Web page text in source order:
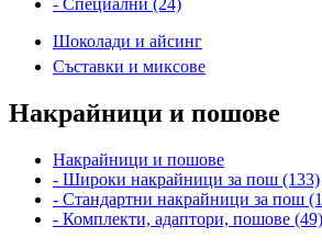
- Специални (24)
Шоколади и айсинг
Съставки и миксове
Накрайници и пошове
Накрайници и пошове
- Широки накрайници за пош (133)
- Стандартни накрайници за пош
- Комплекти, адаптори, пошове (49)